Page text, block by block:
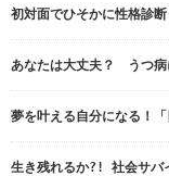
初対面でひそかに性格診
あなたは大丈夫？ うつ病
夢を叶える自分になる！
生き残れるか?! 社会サバ